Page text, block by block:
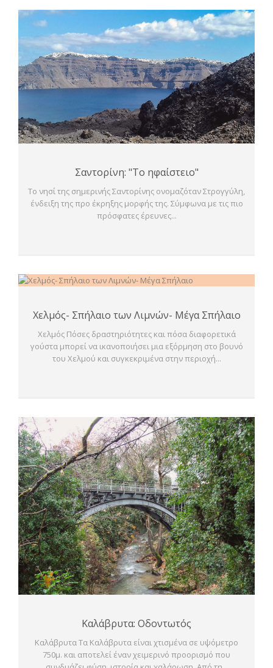
Σαντορίνη: "Το ηφαίστειο"
Το νησί της σημερινής Σαντορίνης ονομαζόταν Στρογγύλη,
ένδειξη της προ έκρηξης μορφής της. Σύμφωνα με τις πιο
πρόσφατες έρευνες...
Χελμός- Σπήλαιο των Λιμνών- Μέγα Σπήλαιο
Χελμός Πόσες δραστηριότητες και πόσα διαφορετικά
γούστα μπορεί να ικανοποιήσει μια εξόρμηση στο βουνό
του Χελμού και συγκεκριμένα στην περιοχή...
Καλάβρυτα: Οδοντωτός
Καλάβρυτα Τα Καλάβρυτα είναι χτισμένα σε υψόμετρο
750μ. και αποτελεί έναν χειμερινό προορισμό που